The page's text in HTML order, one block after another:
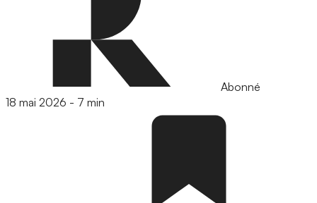
Abonné
18 mai 2026 - 7 min